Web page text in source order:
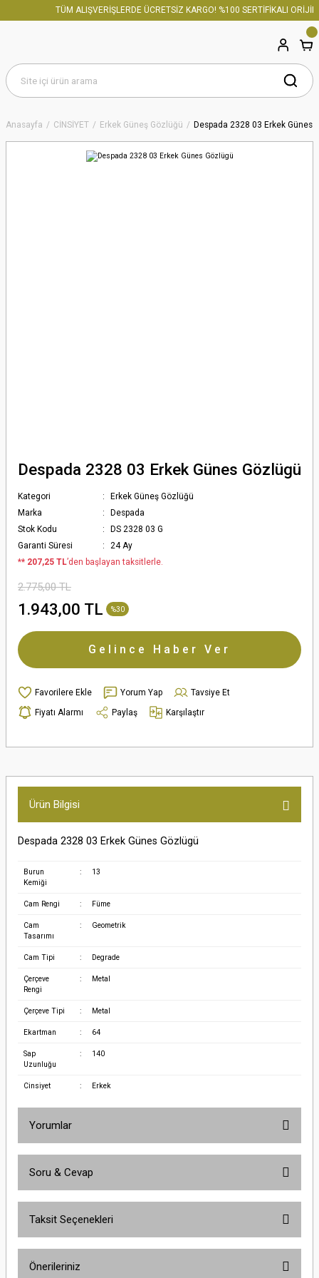
TÜM ALIŞVERİŞLERDE ÜCRETSİZ KARGO! %100 SERTİFİKALI
Anasayfa CİNSİYET Erkek Güneş Gözlüğü Despada 2328 03 Erkek Günes
Despada 2328 03 Erkek Günes Gözlügü
Kategori
Erkek Güneş Gözlüğü
Marka
Despada
Stok Kodu
DS 2328 03 G
Garanti Süresi
24 Ay
** 207,25 TL’den başlayan taksitlerle.
2.775,00 TL
1.943,00 TL %30
Gelince Haber Ver
Yorum Yap
Tavsiye Et
Fiyatı Alarmı
Paylaş Karşılaştır
Ürün Bilgisi
Despada 2328 03 Erkek Günes Gözlügü
Burun
Kemiği
: 13
Cam Rengi : Füme
Cam
Tasarımı
: Geometrik
Cam Tipi : Degrade
Çerçeve
Rengi
: Metal
Çerçeve Tipi : Metal
Ekartman : 64
Sap
Uzunluğu
: 140
Cinsiyet : Erkek
Yorumlar
Soru & Cevap
Taksit Seçenekleri
Önerileriniz